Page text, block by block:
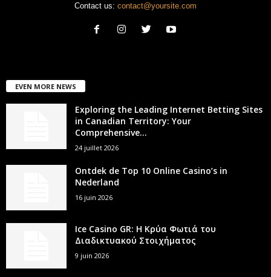
Contact us: contact@yoursite.com
EVEN MORE NEWS
Exploring the Leading Internet Betting Sites
in Canadian Territory: Your
Comprehensive...
24 juillet 2026
Ontdek de Top 10 Online Casino’s in
Nederland
16 juin 2026
Ice Casino GR: Η Κρύα Φωτιά του
Διαδικτυακού Στοιχήματος
9 juin 2026